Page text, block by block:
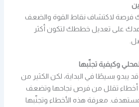
فرصة لاكتشاف نقاط القوة والضعف
على تعديل خططك لتكون أكثر
وكيفية تجنّبها
قد يبدو بسيطًا في البداية، لكن الكثير من
أخطاء تقلل من فرص نجاحها وتضعف
معرفة هذه الأخطاء وتجنّبها